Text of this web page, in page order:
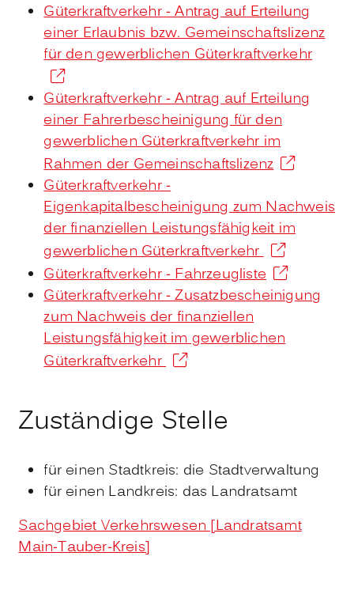
Güterkraftverkehr - Antrag auf Erteilung
einer Erlaubnis bzw. Gemeinschaftslizenz
für den gewerblichen Güterkraftverkehr
Güterkraftverkehr - Antrag auf Erteilung
einer Fahrerbescheinigung für den
gewerblichen Güterkraftverkehr im
Rahmen der Gemeinschaftslizenz
Güterkraftverkehr -
Eigenkapitalbescheinigung zum Nachweis
der finanziellen Leistungsfähigkeit im
gewerblichen Güterkraftverkehr
Güterkraftverkehr - Fahrzeugliste
Güterkraftverkehr - Zusatzbescheinigung
zum Nachweis der finanziellen
Leistungsfähigkeit im gewerblichen
Güterkraftverkehr
Zuständige Stelle
für einen Stadtkreis: die Stadtverwaltung
für einen Landkreis: das Landratsamt
Sachgebiet Verkehrswesen [Landratsamt
Main-Tauber-Kreis]